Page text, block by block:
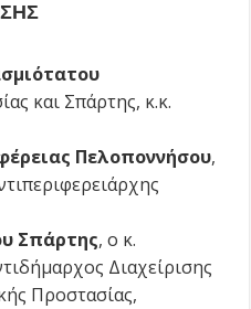
και Σπάρτης, κ.κ.
Πελοποννήσου,
Σπάρτης, ο κ.
Διαχείρισης
Προστασίας,